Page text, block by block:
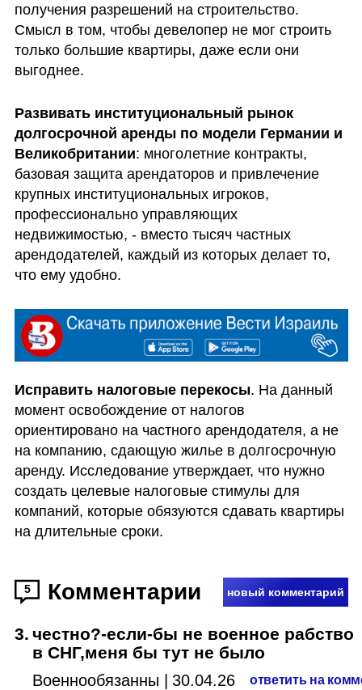
получения разрешений на строительство.
Смысл в том, чтобы девелопер не мог строить
только большие квартиры, даже если они
выгоднее.
Развивать институциональный рынок
долгосрочной аренды по модели Германии и
Великобритании: многолетние контракты,
базовая защита арендаторов и привлечение
крупных институциональных игроков,
профессионально управляющих
недвижимостью, - вместо тысяч частных
арендодателей, каждый из которых делает то,
что ему удобно.
Исправить налоговые перекосы. На данный
момент освобождение от налогов
ориентировано на частного арендодателя, а не
на компанию, сдающую жилье в долгосрочную
аренду. Исследование утверждает, что нужно
создать целевые налоговые стимулы для
компаний, которые обязуются сдавать квартиры
на длительные сроки.
5 Комментарии новый комментарий
3. честно?-если-бы не военное рабство
в СНГ,меня бы тут не было
Военнообязанный| 30.04.26 ответить на